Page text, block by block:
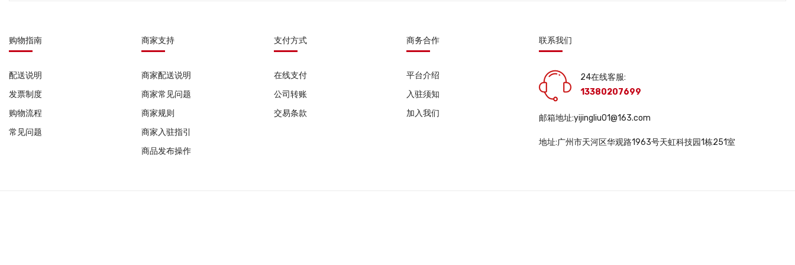
购物指南
配送说明
发票制度
购物流程
常见问题
商家支持
商家配送说明
商家常见问题
商家规则
商家入驻指引
商品发布操作
支付方式
在线支付
公司转账
交易条款
商务合作
平台介绍
入驻须知
加入我们
联系我们
24在线客服:
13380207699
邮箱地址:yijingliu01@163.com
地址:广州市天河区华观路1963号天虹科技园1栋251室